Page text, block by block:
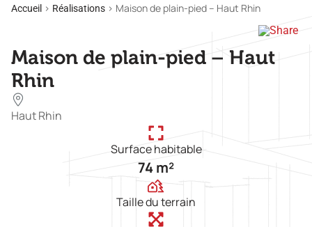
Accueil > Réalisations > Maison de plain-pied – Haut Rhin
Maison de plain-pied – Haut
Rhin
Haut Rhin
Surface habitable
74 m²
Taille du terrain